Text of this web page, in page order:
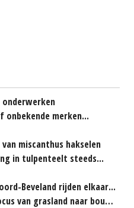
merken...
miscanthus hakselen
in tulpenteelt steeds...
Beveland rijden elkaar...
Bemest op z'n Best verlegt focus van grasland naar bouwland